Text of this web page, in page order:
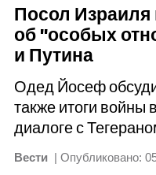
Посол Израиля
об "особых
и Путина
Одед Йосеф
также итоги войны
диалоге с
Вести | Опубликовано: